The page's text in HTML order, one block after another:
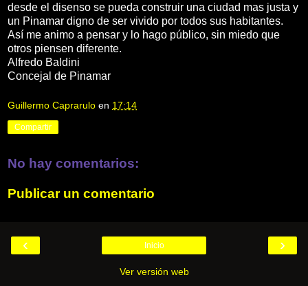
desde el disenso se pueda construir una ciudad mas justa y
un Pinamar digno de ser vivido por todos sus habitantes.
Así me animo a pensar y lo hago público, sin miedo que
otros piensen diferente.
Alfredo Baldini
Concejal de Pinamar
Guillermo Caprarulo en 17:14
Compartir
No hay comentarios:
Publicar un comentario
‹ ›
Inicio
Ver versión web